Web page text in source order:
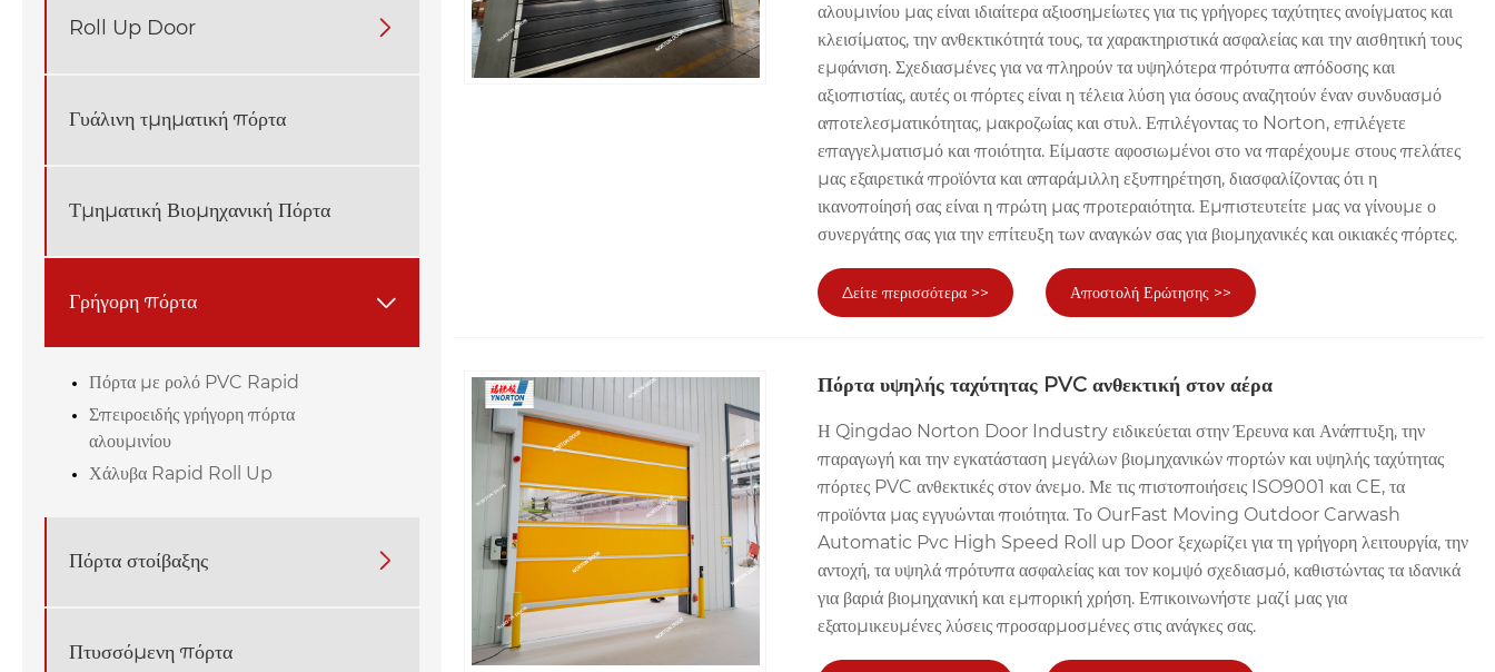
Roll Up Door 
Γυάλινη τμηματική πόρτα
Τμηματική Βιομηχανική Πόρτα
Γρήγορη πόρτα 
Πόρτα με ρολό PVC Rapid
Σπειροειδής γρήγορη πόρτα
αλουμινίου
Χάλυβα Rapid Roll Up
Πόρτα στοίβαξης 
Πτυσσόμενη πόρτα
αλουμινίου μας είναι ιδιαίτερα αξιοσημείωτες για τις γρήγορες ταχύτητες ανοίγματος και
κλεισίματος, την ανθεκτικότητά τους, τα χαρακτηριστικά ασφαλείας και την αισθητική τους
εμφάνιση. Σχεδιασμένες για να πληρούν τα υψηλότερα πρότυπα απόδοσης και
αξιοπιστίας, αυτές οι πόρτες είναι η τέλεια λύση για όσους αναζητούν έναν συνδυασμό
αποτελεσματικότητας, μακροζωίας και στυλ. Επιλέγοντας το Norton, επιλέγετε
επαγγελματισμό και ποιότητα. Είμαστε αφοσιωμένοι στο να παρέχουμε στους πελάτες
μας εξαιρετικά προϊόντα και απαράμιλλη εξυπηρέτηση, διασφαλίζοντας ότι η
ικανοποίησή σας είναι η πρώτη μας προτεραιότητα. Εμπιστευτείτε μας να γίνουμε ο
συνεργάτης σας για την επίτευξη των αναγκών σας για βιομηχανικές και οικιακές πόρτες.
Δείτε περισσότερα >> Αποστολή Ερώτησης >>
Πόρτα υψηλής ταχύτητας PVC ανθεκτική στον αέρα
Η Qingdao Norton Door Industry ειδικεύεται στην Έρευνα και Ανάπτυξη, την
παραγωγή και την εγκατάσταση μεγάλων βιομηχανικών πορτών και υψηλής ταχύτητας
πόρτες PVC ανθεκτικές στον άνεμο. Με τις πιστοποιήσεις ISO9001 και CE, τα
προϊόντα μας εγγυώνται ποιότητα. Το OurFast Moving Outdoor Carwash
Automatic Pvc High Speed ​​Roll up Door ξεχωρίζει για τη γρήγορη λειτουργία, την
αντοχή, τα υψηλά πρότυπα ασφαλείας και τον κομψό σχεδιασμό, καθιστώντας τα ιδανικά
για βαριά βιομηχανική και εμπορική χρήση. Επικοινωνήστε μαζί μας για
εξατομικευμένες λύσεις προσαρμοσμένες στις ανάγκες σας.